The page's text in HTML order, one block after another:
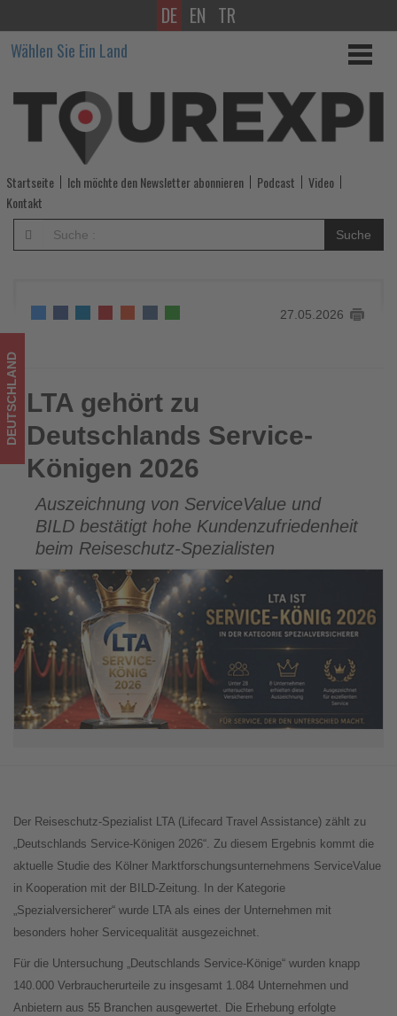
LTA
gehört
zu
Deutschlands
Service-
Königen
2026
Wissen,
was
im
Tourismus
los
ist!
DE EN TR
Wählen Sie Ein Land
Startseite Ich möchte den Newsletter abonnieren Podcast
Video
Kontakt
Suche
27.05.2026
LTA gehört zu Deutschlands Service-Königen 2026
DEUTSCHLAND LTA gehört zu
Deutschlands Service-
Königen 2026
Auszeichnung von ServiceValue und
BILD bestätigt hohe Kundenzufriedenheit
beim Reiseschutz-Spezialisten
Der Reiseschutz-Spezialist LTA (Lifecard Travel Assistance) zählt zu
„Deutschlands Service-Königen 2026“. Zu diesem Ergebnis kommt die
aktuelle Studie des Kölner Marktforschungsunternehmens ServiceValue
in Kooperation mit der BILD-Zeitung. In der Kategorie
„Spezialversicherer“ wurde LTA als eines der Unternehmen mit
besonders hoher Servicequalität ausgezeichnet.
Für die Untersuchung „Deutschlands Service-Könige“ wurden knapp
140.000 Verbraucherurteile zu insgesamt 1.084 Unternehmen und
Anbietern aus 55 Branchen ausgewertet. Die Erhebung erfolgte